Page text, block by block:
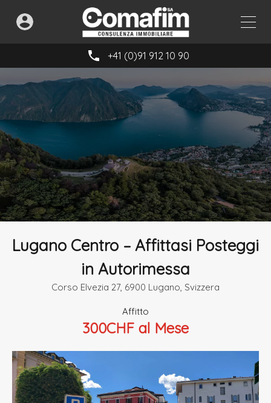
+41 (0)91 912 10 90
Lugano Centro – Affittasi Posteggi
in Autorimessa
Corso Elvezia 27, 6900 Lugano, Svizzera
Affitto
300CHF al Mese